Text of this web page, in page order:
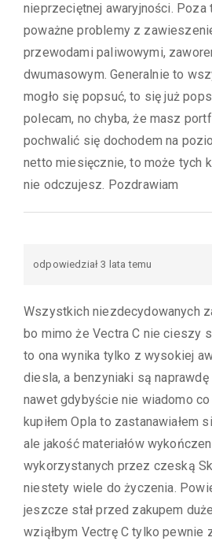
nieprzeciętnej awaryjności. Poza
poważne problemy z
przewodami paliwowymi,
dwumasowym. Generalnie to
mogło się popsuć, to się już
polecam, no chyba, że masz
pochwalić się dochodem na
netto miesięcznie, to może tych
nie odczujesz. Pozdrawiam
odpowiedział 3 lata temu
Wszystkich niezdecydowanych
bo mimo że Vectra C nie cieszy
to ona wynika tylko z wysokiej
diesla, a benzyniaki są
nawet gdybyście nie wiadomo
kupiłem Opla to zastanawiałem
ale jakość materiałów
wykorzystanych przez czeską
niestety wiele do życzenia.
jeszcze stał przed zakupem
wziąłbym Vectrę C tylko pewnie